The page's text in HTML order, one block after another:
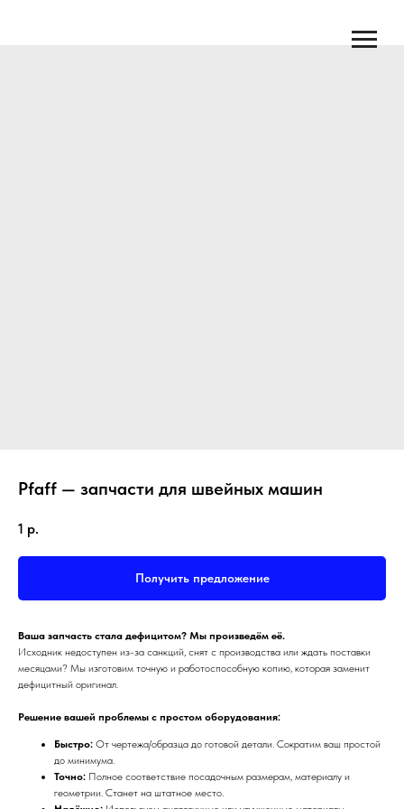
Pfaff — запчасти для швейных машин
1 р.
Получить предложение
Ваша запчасть стала дефицитом? Мы произведём её.
Исходник недоступен из-за санкций, снят с производства или ждать поставки
месяцами? Мы изготовим точную и работоспособную копию, которая заменит
дефицитный оригинал.
Решение вашей проблемы с простом оборудования:
Быстро: От чертежа/образца до готовой детали. Сократим ваш простой
до минимума.
Точно: Полное соответствие посадочным размерам, материалу и
геометрии. Станет на штатное место.